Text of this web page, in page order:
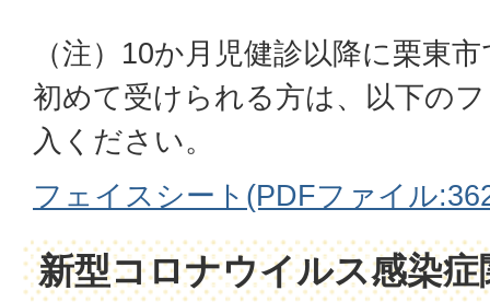
（注）10か月児健診以降に栗東
初めて受けられる方は、以下の
入ください。
フェイスシート(PDFファイル
新型コロナウイルス感染症